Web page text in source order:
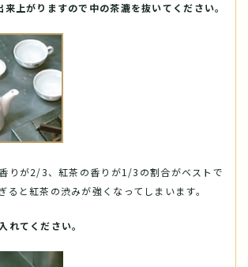
上がりますので中の茶漉を抜いてください。
りが2/3、紅茶の香りが1/3の割合がベストで
ると紅茶の渋みが強くなってしまいます。
てください。